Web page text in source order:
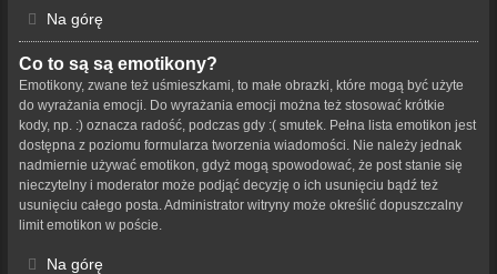
Na górę
Co to są są emotikony?
Emotikony, zwane też uśmieszkami, to małe obrazki, które mogą być użyte
do wyrażania emocji. Do wyrażania emocji można też stosować krótkie
kody, np. :) oznacza radość, podczas gdy :( smutek. Pełna lista emotikon jest
dostępna z poziomu formularza tworzenia wiadomości. Nie należy jednak
nadmiernie używać emotikon, gdyż mogą spowodować, że post stanie się
nieczytelny i moderator może podjąć decyzję o ich usunięciu bądź też
usunięciu całego posta. Administrator witryny może określić dopuszczalny
limit emotikon w poście.
Na górę